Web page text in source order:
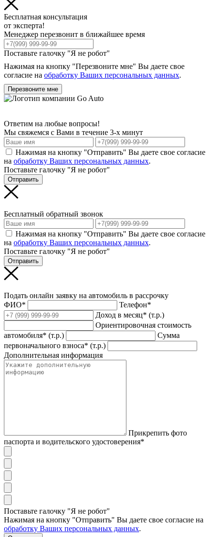
Бесплатная консультация
от эксперта!
Менеджер перезвонит в ближайшее время
Поставьте галочку "Я не робот"
Нажимая на кнопку "Перезвоните мне" Вы даете свое
согласие на обработку Ваших персональных данных.
Перезвоните мне
Ответим на любые вопросы!
Мы свяжемся с Вами в течение 3-х минут
Нажимая на кнопку "Отправить" Вы даете свое согласие
на обработку Ваших персональных данных.
Поставьте галочку "Я не робот"
Отправить
Бесплатный обратный звонок
Нажимая на кнопку "Отправить" Вы даете свое согласие
на обработку Ваших персональных данных.
Поставьте галочку "Я не робот"
Отправить
Подать онлайн заявку на автомобиль в рассрочку
ФИО*
Телефон*
Доход в месяц* (т.р.)
Ориентировочная стоимость
автомобиля* (т.р.)
Сумма
первоначального взноса* (т.р.)
Дополнительная информация
Прикрепить фото
паспорта и водительского удостоверения*
Поставьте галочку "Я не робот"
Нажимая на кнопку "Отправить" Вы даете свое согласие на
обработку Ваших персональных данных.